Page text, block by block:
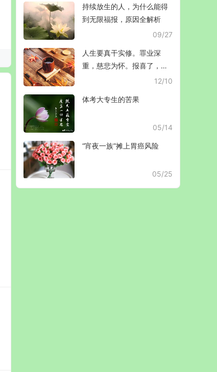
持续放生的人，为什么能得
到无限福报，原因全解析
09/27
人生要真干实修。罪业深
重，慈悲为怀。报喜了，真
12/10
体考大专生的苦果
05/14
“宵夜一族”摊上胃癌风险
05/25